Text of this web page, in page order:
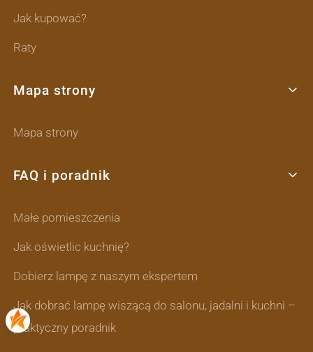
Jak kupować?
Raty
Mapa strony
Mapa strony
FAQ i poradnik
Małe pomieszczenia
Jak oświetlic kuchnię?
Dobierz lampę z naszym ekspertem
Jak dobrać lampę wiszącą do salonu, jadalni i kuchni –
praktyczny poradnik